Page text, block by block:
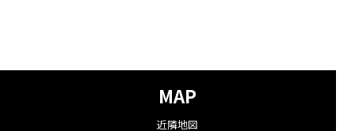
MAP
近隣地図